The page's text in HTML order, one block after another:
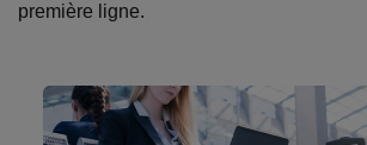
première ligne.